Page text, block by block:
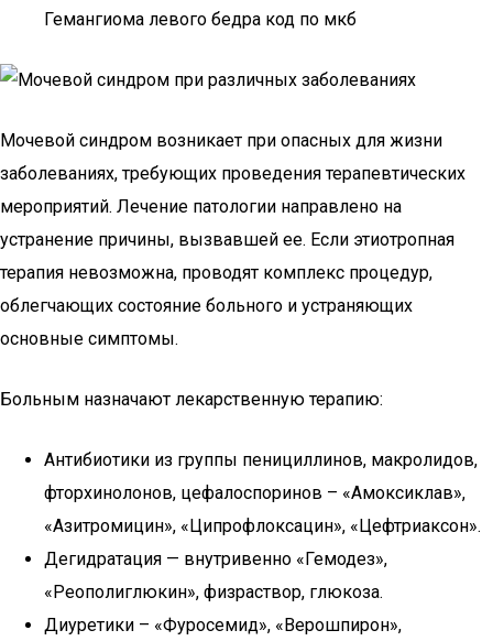
Гемангиома левого бедра код по мкб
Мочевой синдром возникает при опасных для жизни
заболеваниях, требующих проведения терапевтических
мероприятий. Лечение патологии направлено на
устранение причины, вызвавшей ее. Если этиотропная
терапия невозможна, проводят комплекс процедур,
облегчающих состояние больного и устраняющих
основные симптомы.
Больным назначают лекарственную терапию:
Антибиотики из группы пенициллинов, макролидов,
фторхинолонов, цефалоспоринов – «Амоксиклав»,
«Азитромицин», «Ципрофлоксацин», «Цефтриаксон».
Дегидратация — внутривенно «Гемодез»,
«Реополиглюкин», физраствор, глюкоза.
Диуретики – «Фуросемид», «Верошпирон»,